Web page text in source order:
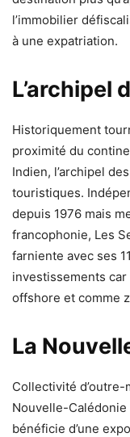
l’immobilier
à une expatriation.
L’archipel
Historiquement
proximité du
Indien, l’archipel
touristiques.
depuis 1976 mais
francophonie, Les
farniente avec ses
investissements
offshore et comme
La
Collectivité d’outre-
Nouvelle-Calédonie
bénéficie d’une